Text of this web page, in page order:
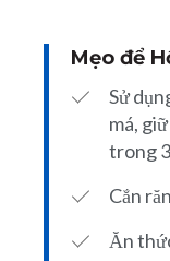
Mẹo để
Sử
má,
trong
Cắn
Ăn